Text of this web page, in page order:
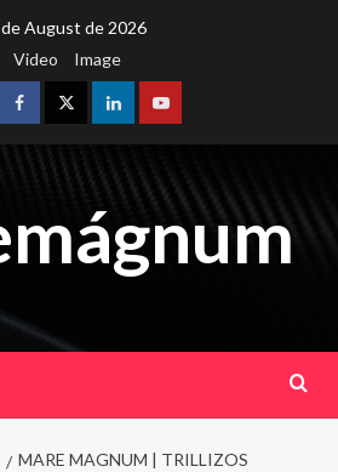
de August de 2026
Video
Image
FacebookTwitterLinkedinYoutube
MARE MAGNUM | TRILLIZOS